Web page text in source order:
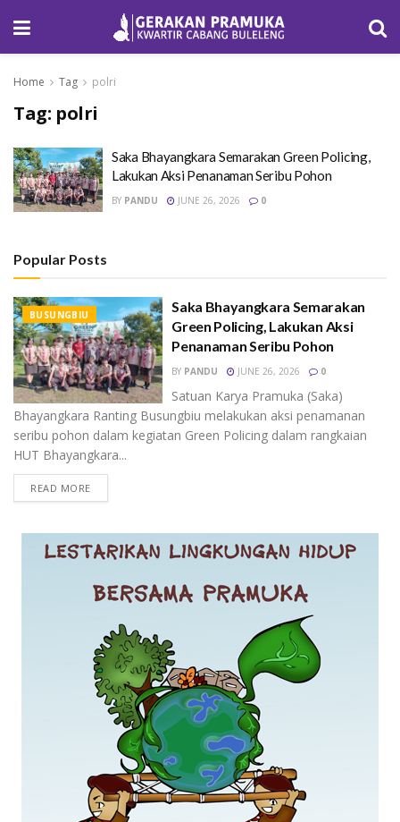
Home Tag polri
Tag: polri
Saka Bhayangkara Semarakan Green Policing,
Lakukan Aksi Penanaman Seribu Pohon
BY PANDU JUNE 26, 2026 0
Popular Posts
BUSUNGBIU
Saka Bhayangkara Semarakan
Green Policing, Lakukan Aksi
Penanaman Seribu Pohon
BY PANDU JUNE 26, 2026 0
Satuan Karya Pramuka (Saka)
Bhayangkara Ranting Busungbiu melakukan aksi penamanan
seribu pohon dalam kegiatan Green Policing dalam rangkaian
HUT Bhayangkara...
READ MORE